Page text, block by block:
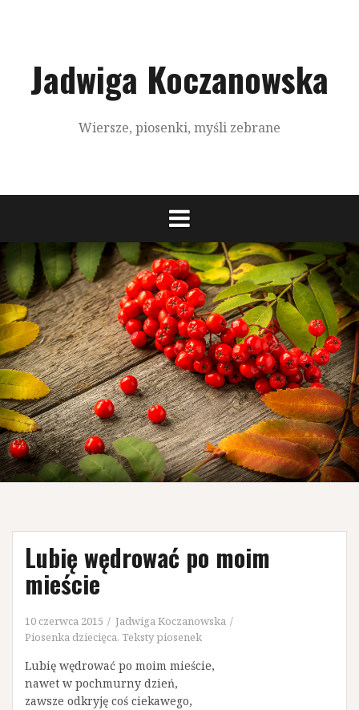
Jadwiga Koczanowska
Wiersze, piosenki, myśli zebrane
Lubię wędrować po moim
mieście
10 czerwca 2015
Jadwiga Koczanowska
Piosenka dziecięca, Teksty piosenek
Lubię wędrować po moim mieście,
nawet w pochmurny dzień,
zawsze odkryję coś ciekawego,